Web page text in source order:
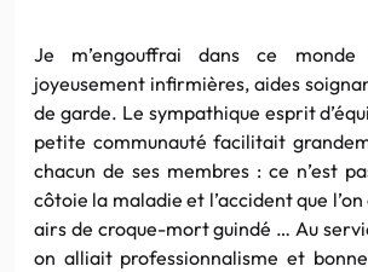
Je m’engouffrai dans ce
joyeusement infirmières, aides
de garde. Le sympathique esprit
petite communauté facilitait
chacun de ses membres : ce n’est
côtoie la maladie et l’accident que
airs de croque-mort guindé … Au
on alliait professionnalisme et